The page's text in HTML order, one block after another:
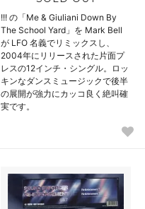
!!! の「Me & Giuliani Down By
The School Yard」を Mark Bell
が LFO 名義でリミックスし、
2004年にリリースされた片面プ
レスの12インチ・シングル。ロッ
キンなダンスミュージックで後半
の展開が強力にカッコ良く絶叫確
実です。